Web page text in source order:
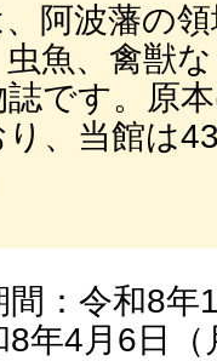
阿波藩の
魚、禽獣
です。原
、当館は
間：令和8年
8年4月6日（